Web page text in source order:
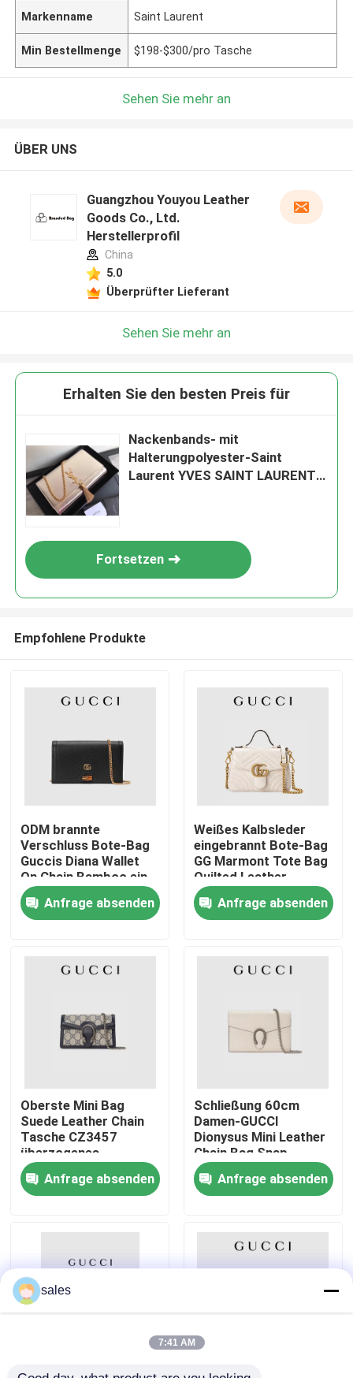
Haus
Produkte
Videos
Fabrik-Ausflug
Qualitätskontrolle
Nachrichten
Blog
Markenname Saint Laurent
Min Bestellmenge $198-$300/pro Tasche
Sehen Sie mehr an
ÜBER UNS
Guangzhou Youyou Leather
Goods Co., Ltd.
Herstellerprofil
China
5.0
Überprüfter Lieferant
Sehen Sie mehr an
Erhalten Sie den besten Preis für
Nackenbands- mit
Halterungpolyester-Saint
Laurent YVES SAINT LAURENT
Fortsetzen
Empfohlene Produkte
ODM brannte
Verschluss Bote-Bag
Guccis Diana Wallet
On Chain Bamboo ein
Anfrage absenden
Weißes Kalbsleder
eingebrannt Bote-Bag
GG Marmont Tote Bag
Quilted Leather
Anfrage absenden
Oberste Mini Bag
Suede Leather Chain
Tasche CZ3457
überzogenes
Segeltuch Dionysus
GG Anfrage absenden
Schließung 60cm
Damen-GUCCI
Dionysus Mini Leather
Chain Bag Snap
Anfrage absenden
sales
7:41 AM